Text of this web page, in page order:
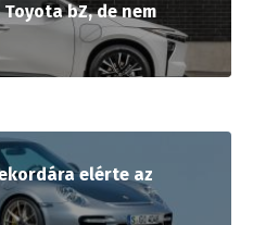
bZ, de nem
elérte az